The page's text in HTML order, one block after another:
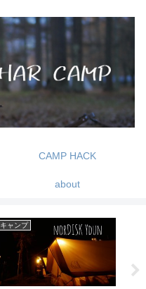
CAMP HACK
about
キャンプ